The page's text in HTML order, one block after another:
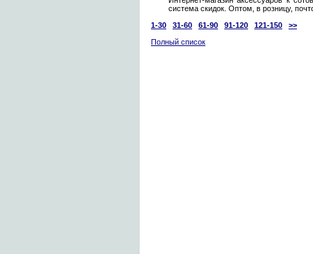
система скидок. Оптом, в розницу,
1-30
31-60 61-90 91-120 121-150
>>
Полный список